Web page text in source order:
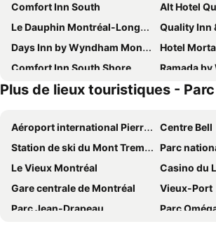
Comfort Inn South
Alt Hotel
Le Dauphin Montréal-Longueuil
Quality Inn &
Days Inn by Wyndham Montreal Airport Conference Centre
Hotel
Comfort Inn South Shore
Ramada
Radisson Hotel Montreal Airport
Courtyard by
Hotel WelcomInns
Courtyard by
Montreal Airport Marriott In-Terminal Hotel
Days Inn by
Aloft by Marriott Montreal Airport
Best Western Hotel
Holiday Inn Montreal-longueuil By Ihg
Imperia Hôtel
Ruby Foo's
Hotel Montreal
Plus de lieux touristiques -
Aéroport international Pierre-Elliott-Trudeau de Montréal
Centre Bell
Station de ski du Mont Tremblant
Parc national
Le Vieux Montréal
Casino du
Gare centrale de Montréal
Vieux-Port
Parc Jean-Drapeau
Parc